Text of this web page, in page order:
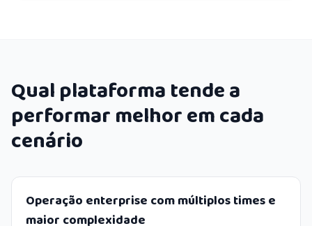
Qual plataforma tende a
performar melhor em cada
cenário
Operação enterprise com múltiplos times e
maior complexidade